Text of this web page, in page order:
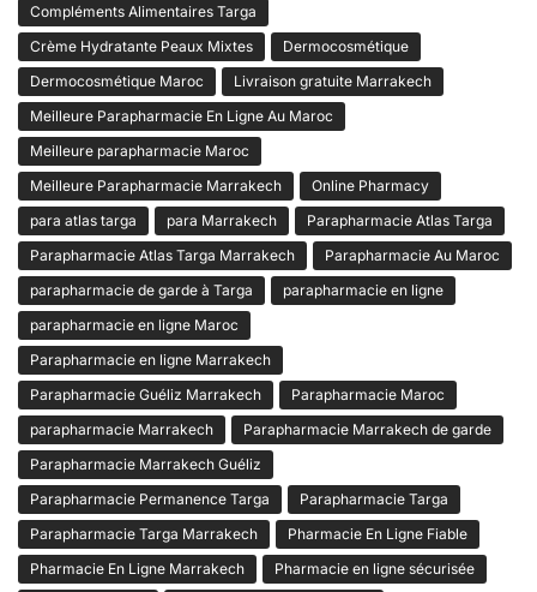
Compléments Alimentaires Targa
Crème Hydratante Peaux Mixtes
Dermocosmétique
Dermocosmétique Maroc
Livraison gratuite Marrakech
Meilleure Parapharmacie En Ligne Au Maroc
Meilleure parapharmacie Maroc
Meilleure Parapharmacie Marrakech
Online Pharmacy
para atlas targa
para Marrakech
Parapharmacie Atlas Targa
Parapharmacie Atlas Targa Marrakech
Parapharmacie Au Maroc
parapharmacie de garde à Targa
parapharmacie en ligne
parapharmacie en ligne Maroc
Parapharmacie en ligne Marrakech
Parapharmacie Guéliz Marrakech
Parapharmacie Maroc
parapharmacie Marrakech
Parapharmacie Marrakech de garde
Parapharmacie Marrakech Guéliz
Parapharmacie Permanence Targa
Parapharmacie Targa
Parapharmacie Targa Marrakech
Pharmacie En Ligne Fiable
Pharmacie En Ligne Marrakech
Pharmacie en ligne sécurisée